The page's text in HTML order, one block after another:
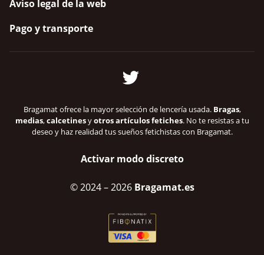
Aviso legal de la web
Pago y transporte
Bragamat ofrece la mayor selección de lencería usada. Bragas,
medias,calcetinesyotros artículos fetiches. No te resistas a tu
deseo y haz realidad tus sueños fetichistas con Bragamat.
Activar modo discreto
© 2024– 2026 Bragamat.es